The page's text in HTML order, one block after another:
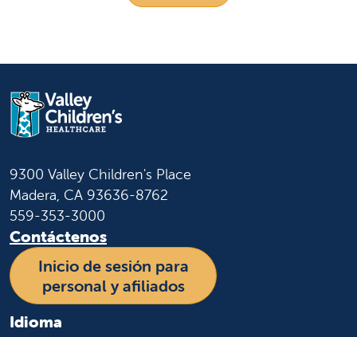
9300 Valley Children's Place
Madera, CA 93636-8762
559-353-3000
Contáctenos
Inicio de sesión para
personal y afiliados
Idioma